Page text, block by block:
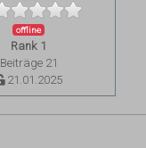
offline
Rank 1
Beiträge 21
21.01.2025